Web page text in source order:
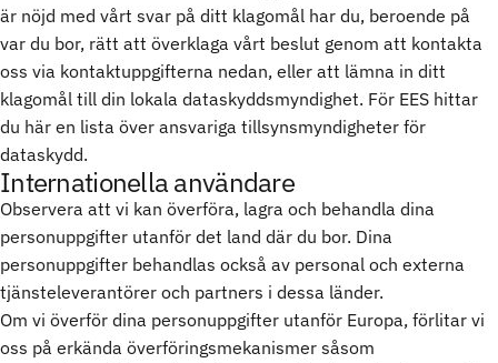
är nöjd med vårt svar på ditt klagomål har du, beroende på
var du bor, rätt att överklaga vårt beslut genom att kontakta
oss via kontaktuppgifterna nedan, eller att lämna in ditt
klagomål till din lokala dataskyddsmyndighet. För EES hittar
du här en lista över ansvariga tillsynsmyndigheter för
dataskydd.
Internationella användare
Observera att vi kan överföra, lagra och behandla dina
personuppgifter utanför det land där du bor. Dina
personuppgifter behandlas också av personal och externa
tjänsteleverantörer och partners i dessa länder.
Om vi överför dina personuppgifter utanför Europa, förlitar vi
oss på erkända överföringsmekanismer såsom